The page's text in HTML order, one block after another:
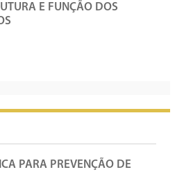
E FUNÇÃO DOS
PARA PREVENÇÃO DE